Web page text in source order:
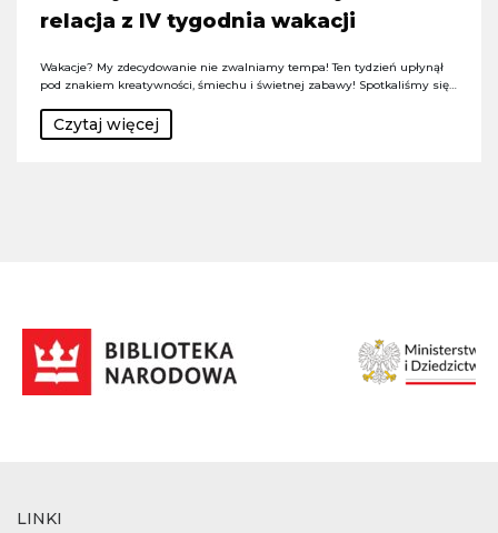
relacja z IV tygodnia wakacji
Wakacje? My zdecydowanie nie zwalniamy tempa! Ten tydzień upłynął
pod znakiem kreatywności, śmiechu i świetnej zabawy! Spotkaliśmy się…
Czytaj więcej
LINKI